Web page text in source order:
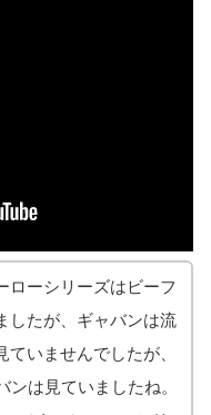
ローシリーズはビーフ
したが、ギャバンは流
いませんでしたが、
は見ていましたね。